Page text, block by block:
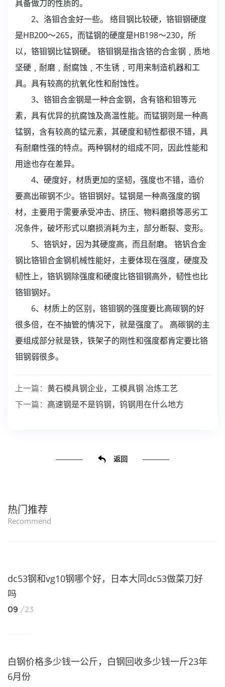
具备做刀的性质的。
2、洛钼合金好一些。 络目钢比较硬，铬钼钢硬度
是HB200～265，而锰钢的硬度是HB198～230，所
以，铬钼钢比锰钢硬。 铬钼钢是指含铬的合金钢﹐质地
坚硬﹐耐磨﹐耐腐蚀﹐不生锈﹐可用来制造机器和工
具。具有较高的抗氧化性和耐蚀性。
3、铬钼合金钢是一种合金钢，含有铬和钼等元
素，具有优异的抗腐蚀及高温性能。而锰钢则是一种高
锰钢，含有较高的锰元素，其硬度和韧性都很不错，具
有耐磨性强的特点。两种钢材的组成不同，因此性能和
用途也存在差异。
4、硬度好，材质更加的坚韧，强度也不错，造价
要高出碳钢不少。铬钼钢好。锰钢是一种高强度的钢
材，主要用于需要承受冲击、挤压、物料磨损等恶劣工
况条件，破坏形式以磨损消耗为主，部分断裂、变形。
5、铬钒好，因为其硬度高，而且耐磨。 铬钒合金
钢比铬钼合金钢机械性能好，主要体现在强度，硬度及
韧性上，铬钒钢除强度和硬度比铬钼钢高外，韧性也比
铬钼钢好。
6、材质上的区别，铬钼钢的强度要比高碳钢的好
很多倍，在不抽管的情况下，就是强度了。 高碳钢的主
要组成部分就是铁，铁架子的刚性和强度都肯定要比铬
钼钢弱很多。
上一篇： 黄石模具钢企业，工模具钢 冶炼工艺
下一篇： 高速钢是不是钨钢，钨钢用在什么地方
返回
热门推荐
Recommend
dc53钢和vg10钢哪个好，日本大同dc53做菜刀好
吗
09 /23
白钢价格多少钱一公斤，白钢回收多少钱一斤23年
6月份